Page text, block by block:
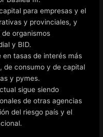
para empresas y el
y provinciales, y
organismos
y BID.
tasas de interés más
de consumo y de capital
y pymes.
sigue siendo
de otras agencias
del riesgo país y el